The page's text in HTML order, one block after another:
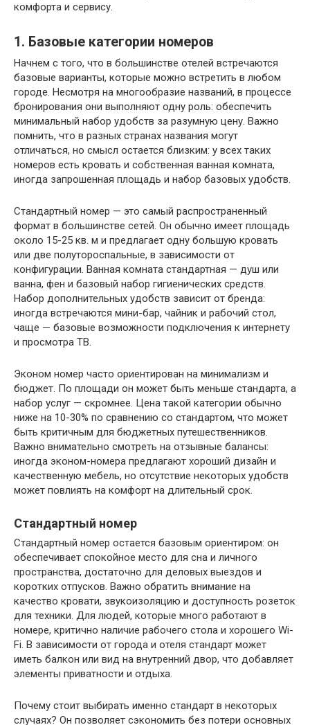
комфорта и сервису.
1. Базовые категории номеров
Начнем с того, что в большинстве отелей встречаются
базовые варианты, которые можно встретить в любом
городе. Несмотря на многообразие названий, в процессе
бронирования они выполняют одну роль: обеспечить
минимальный набор удобств за разумную цену. Важно
помнить, что в разных странах названия могут
отличаться, но смысл остается близким: у всех таких
номеров есть кровать и собственная ванная комната,
иногда запрошенная площадь и набор базовых удобств.
Стандартный номер — это самый распространенный
формат в большинстве сетей. Он обычно имеет площадь
около 15-25 кв. м и предлагает одну большую кровать
или две полутороспальные, в зависимости от
конфигурации. Ванная комната стандартная — душ или
ванна, фен и базовый набор гигиенических средств.
Набор дополнительных удобств зависит от бренда:
иногда встречаются мини-бар, чайник и рабочий стол,
чаще — базовые возможности подключения к интернету
и просмотра ТВ.
Эконом номер часто ориентирован на минимализм и
бюджет. По площади он может быть меньше стандарта, а
набор услуг — скромнее. Цена такой категории обычно
ниже на 10-30% по сравнению со стандартом, что может
быть критичным для бюджетных путешественников.
Важно внимательно смотреть на отзывные балансы:
иногда эконом-номера предлагают хороший дизайн и
качественную мебель, но отсутствие некоторых удобств
может повлиять на комфорт на длительный срок.
Стандартный номер
Стандартный номер остается базовым ориентиром: он
обеспечивает спокойное место для сна и личного
пространства, достаточно для деловых выездов и
коротких отпусков. Важно обратить внимание на
качество кровати, звукоизоляцию и доступность розеток
для техники. Для людей, которые много работают в
номере, критично наличие рабочего стола и хорошего Wi-
Fi. В зависимости от города и отеля стандарт может
иметь балкон или вид на внутренний двор, что добавляет
элементы приватности и отдыха.
Почему стоит выбирать именно стандарт в некоторых
случаях? Он позволяет сэкономить без потери основных